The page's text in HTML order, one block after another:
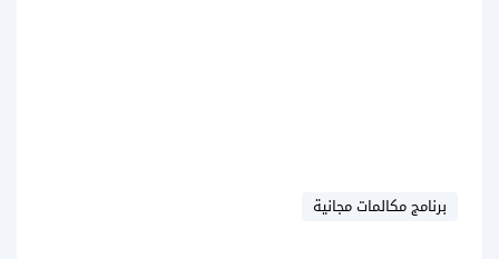
برنامج مكالمات مجانية